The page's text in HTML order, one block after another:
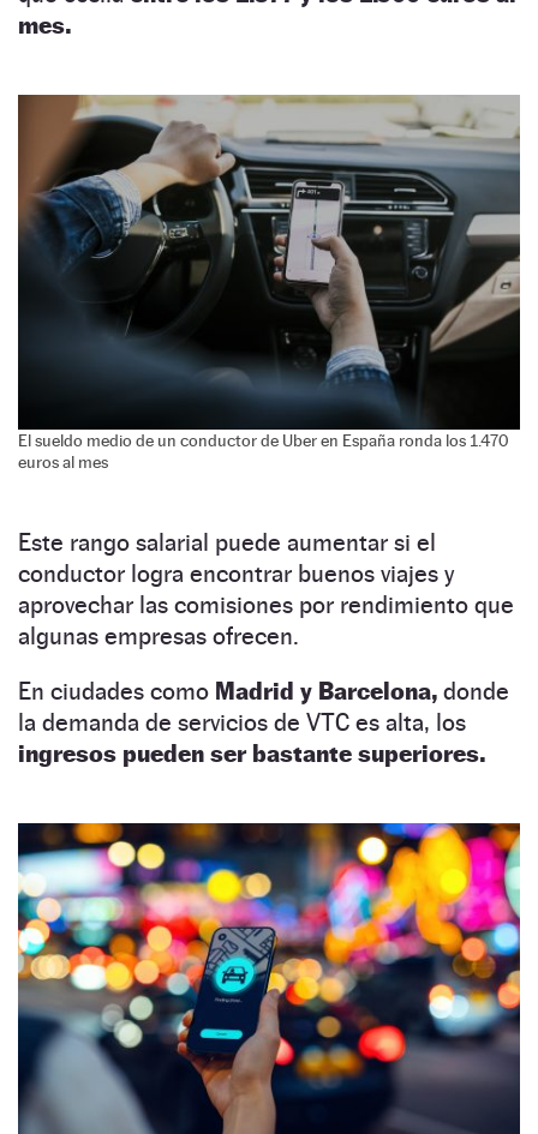
mes.
El sueldo medio de un conductor de Uber en España ronda los 1.470
euros al mes
Este rango salarial puede aumentar si el
conductor logra encontrar buenos viajes y
aprovechar las comisiones por rendimiento que
algunas empresas ofrecen.
En ciudades como Madrid y Barcelona, donde
la demanda de servicios de VTC es alta, los
ingresos pueden ser bastante superiores.